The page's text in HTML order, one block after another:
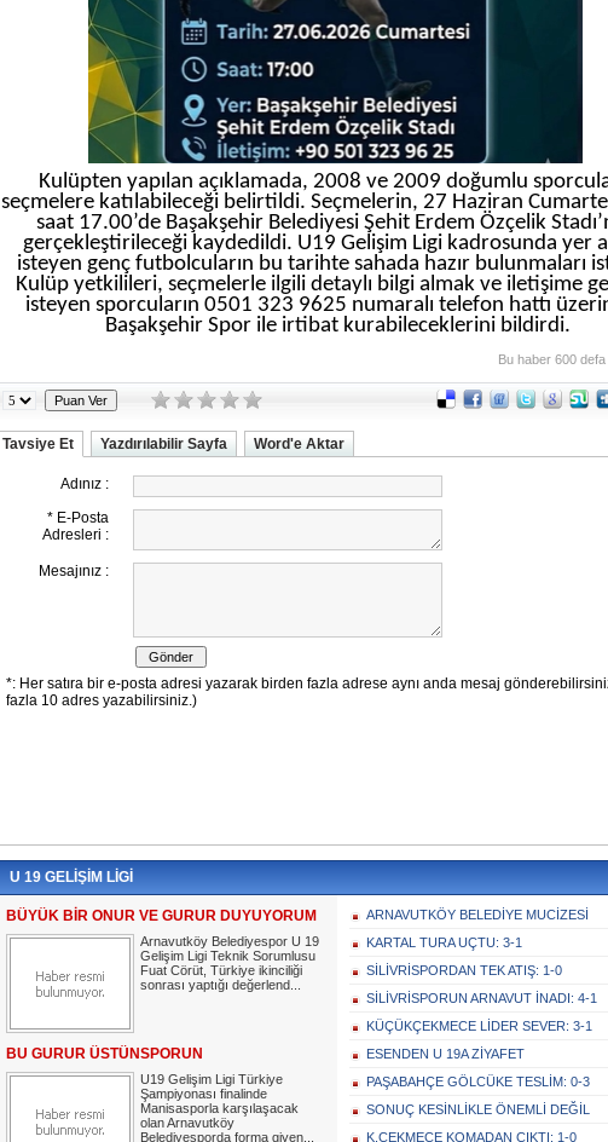
Kulüpten yapılan açıklamada, 2008 ve 2009 doğumlu
seçmelere katılabileceği belirtildi. Seçmelerin, 27 Haziran
saat 17.00’de Başakşehir Belediyesi Şehit Erdem Özçelik
gerçekleştirileceği kaydedildi. U19 Gelişim Ligi kadrosunda yer
isteyen genç futbolcuların bu tarihte sahada hazır bulunmaları
Kulüp yetkilileri, seçmelerle ilgili detaylı bilgi almak ve iletişime
isteyen sporcuların 0501 323 9625 numaralı telefon hattı
Başakşehir Spor ile irtibat kurabileceklerini bildirdi.
Bu haber 600
Tavsiye Et Yazdırılabilir Sayfa Word'e Aktar
U 19 GELİŞİM LİGİ
BÜYÜK BİR ONUR VE GURUR DUYUYORUM
Arnavutköy Belediyespor U 19
Gelişim Ligi Teknik Sorumlusu
Fuat Cörüt, Türkiye ikinciliği
sonrası yaptığı değerlend...
BU GURUR ÜSTÜNSPORUN
U19 Gelişim Ligi Türkiye
Şampiyonası finalinde
Manisasporla karşılaşacak
olan Arnavutköy
Belediyesporda forma giyen...
ARNAVUTKÖY BELEDİYE MUCİZESİ
KARTAL TURA UÇTU: 3-1
SİLİVRİSPORDAN TEK ATIŞ: 1-0
SİLİVRİSPORUN ARNAVUT İNADI: 4-1
KÜÇÜKÇEKMECE LİDER SEVER: 3-1
ESENDEN U 19A ZİYAFET
PAŞABAHÇE GÖLCÜKE TESLİM: 0-3
SONUÇ KESİNLİKLE ÖNEMLİ DEĞİL
K.ÇEKMECE KOMADAN ÇIKTI: 1-0